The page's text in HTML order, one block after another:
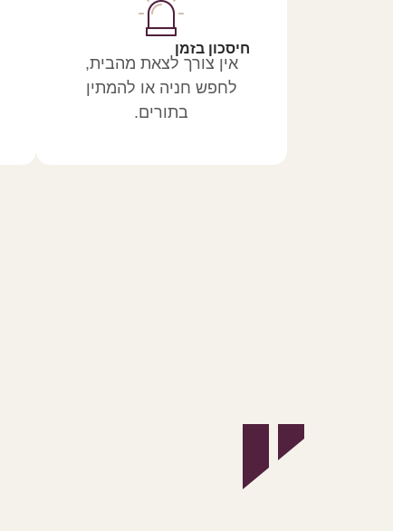
חיסכון בזמן
אין צורך לצאת מהבית,
לחפש חניה או להמתין
בתורים.